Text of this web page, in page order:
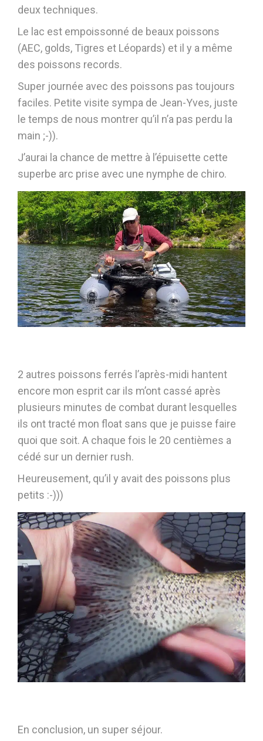
deux techniques.
Le lac est empoissonné de beaux poissons
(AEC, golds, Tigres et Léopards) et il y a même
des poissons records.
Super journée avec des poissons pas toujours
faciles. Petite visite sympa de Jean-Yves, juste
le temps de nous montrer qu’il n’a pas perdu la
main ;-)).
J’aurai la chance de mettre à l’épuisette cette
superbe arc prise avec une nymphe de chiro.
2 autres poissons ferrés l’après-midi hantent
encore mon esprit car ils m’ont cassé après
plusieurs minutes de combat durant lesquelles
ils ont tracté mon float sans que je puisse faire
quoi que soit. A chaque fois le 20 centièmes a
cédé sur un dernier rush.
Heureusement, qu’il y avait des poissons plus
petits :-)))
En conclusion, un super séjour.